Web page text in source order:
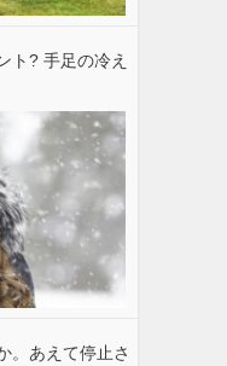
ト? 手足の冷え
。あえて停止さ